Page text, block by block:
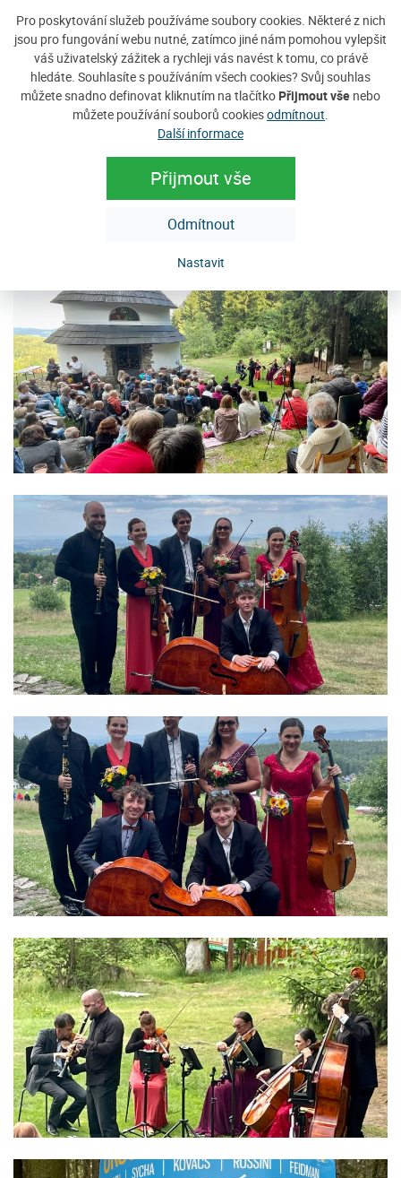
Pro poskytování služeb používáme soubory cookies. Některé z nich
jsou pro fungování webu nutné, zatímco jiné nám pomohou vylepšit
váš uživatelský zážitek a rychleji vás navést k tomu, co právě
hledáte. Souhlasíte s používáním všech cookies? Svůj souhlas
můžete snadno definovat kliknutím na tlačítko Přijmout vše nebo
můžete používání souborů cookiesodmítnout
Další informace
Přijmout vše
Odmítnout
Nastavit